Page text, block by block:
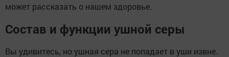
может рассказать о нашем здоровье.
Состав и функции ушной серы
Вы удивитесь, но ушная сера не попадает в уши извне.